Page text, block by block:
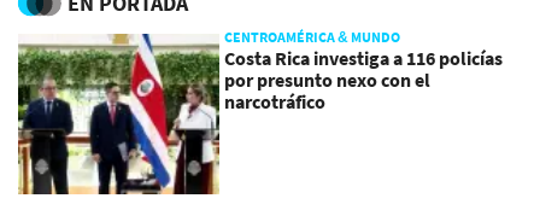
CENTROAMÉRICA & MUNDO
Costa Rica investiga a 116 policías
por presunto nexo con el
narcotráfico